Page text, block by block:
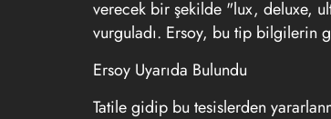
verecek bir şekilde "lux, deluxe,
vurguladı. Ersoy, bu tip bilgilerin
Ersoy Uyarıda Bulundu
Tatile gidip bu tesislerden